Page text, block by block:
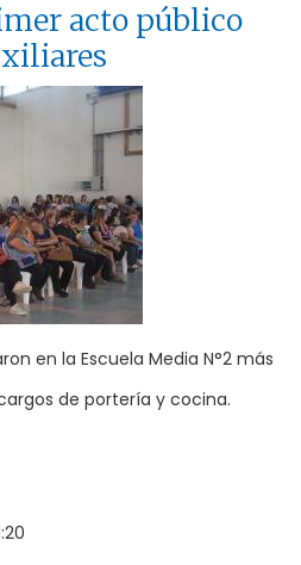
acto público
en la Escuela Media N°2 más
de portería y cocina.